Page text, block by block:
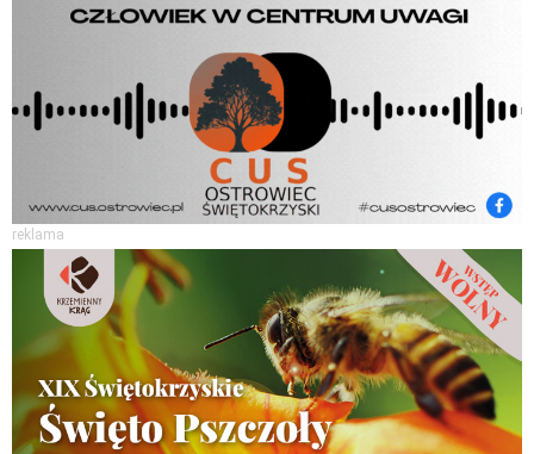
reklama